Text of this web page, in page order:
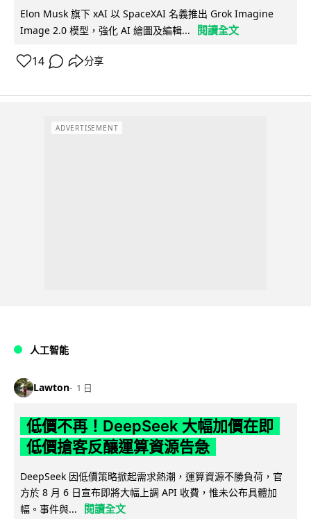
Elon Musk 旗下 xAI 以 SpaceXAI 名義推出 Grok Imagine
Image 2.0 模型，強化 AI 繪圖及編輯...
閱讀全文
14 分享
ADVERTISEMENT
人工智能
Lawton 1 日
低價不再！DeepSeek 大幅加價在即
低價搶客反釀運算資源告急
DeepSeek 因低價策略掀起需求熱潮，運算資源不勝負荷，官
方於 8 月 6 日宣布即將大幅上調 API 收費，惟未公布具體加
幅。事件與...
閱讀全文